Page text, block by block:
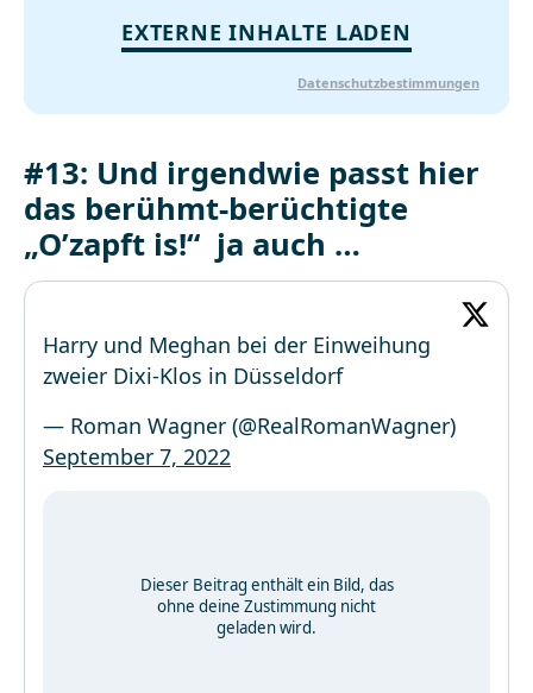
EXTERNE INHALTE LADEN
Datenschutzbestimmungen
#13: Und irgendwie passt hier
das berühmt-berüchtigte
„O’zapft is!“ ja auch …
Harry und Meghan bei der Einweihung
zweier Dixi-Klos in Düsseldorf
— Roman Wagner (@RealRomanWagner)
September 7, 2022
Dieser Beitrag enthält ein Bild, das
ohne deine Zustimmung nicht
geladen wird.